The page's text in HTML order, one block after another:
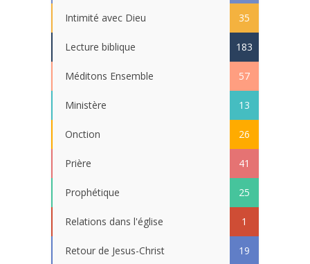
Intimité avec Dieu 35
Lecture biblique 183
Méditons Ensemble 57
Ministère 13
Onction 26
Prière 41
Prophétique 25
Relations dans l'église 1
Retour de Jesus-Christ 19